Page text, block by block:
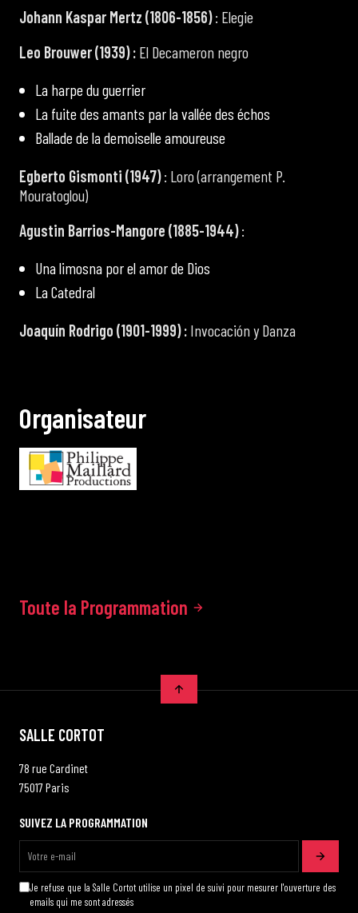
Johann Kaspar Mertz (1806-1856): Elegie
Leo Brouwer (1939) : El Decameron negro
La harpe du guerrier
La fuite des amants par la vallée des échos
Ballade de la demoiselle amoureuse
Egberto Gismonti (1947): Loro (arrangement P.
Mouratoglou)
Agustin Barrios-Mangore (1885-1944):
Una limosna por el amor de Dios
La Catedral
Joaquín Rodrigo (1901-1999) : Invocación y Danza
Organisateur
Toute la Programmation
SALLE CORTOT
78 rue Cardinet
75017 Paris
SUIVEZ LA PROGRAMMATION
Je refuse que la Salle Cortot utilise un pixel de suivi pour mesurer l'ouverture des
emails qui me sont adressés